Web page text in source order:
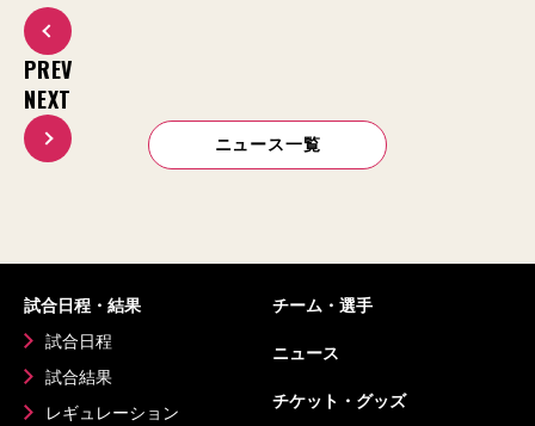
PREV
ニュース一覧
NEXT
試合日程・結果
試合日程
試合結果
レギュレーション
チーム・選手
ニュース
チケット・グッズ